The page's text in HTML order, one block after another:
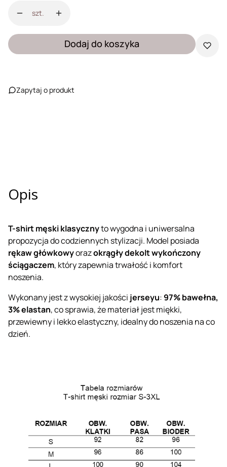
szt.
Dodaj do koszyka
Zapytaj o produkt
Opis
T-shirt męski klasycznyto wygodna i uniwersalna
propozycja do codziennych stylizacji. Model posiada
rękaw główkowyorazokrągły dekolt wykończony
ściągaczem, który zapewnia trwałość i komfort
noszenia.
Wykonany jest z wysokiej jakości jerseyu:97% bawełna,
3% elastan, co sprawia, że materiał jest miękki,
przewiewny i lekko elastyczny, idealny do noszenia na co
dzień.